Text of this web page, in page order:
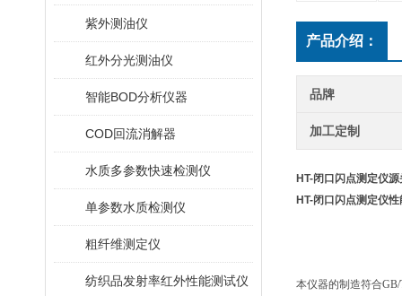
紫外测油仪
红外分光测油仪
智能BOD分析仪器
COD回流消解器
水质多参数快速检测仪
单参数水质检测仪
粗纤维测定仪
纺织品发射率红外性能测试仪
产品介绍：
品牌
加工定制
HT-闭口闪点测定仪
HT-闭口闪点测定仪
本仪器的制造符合